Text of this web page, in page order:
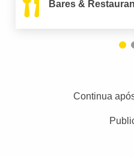
Bares &
Continua